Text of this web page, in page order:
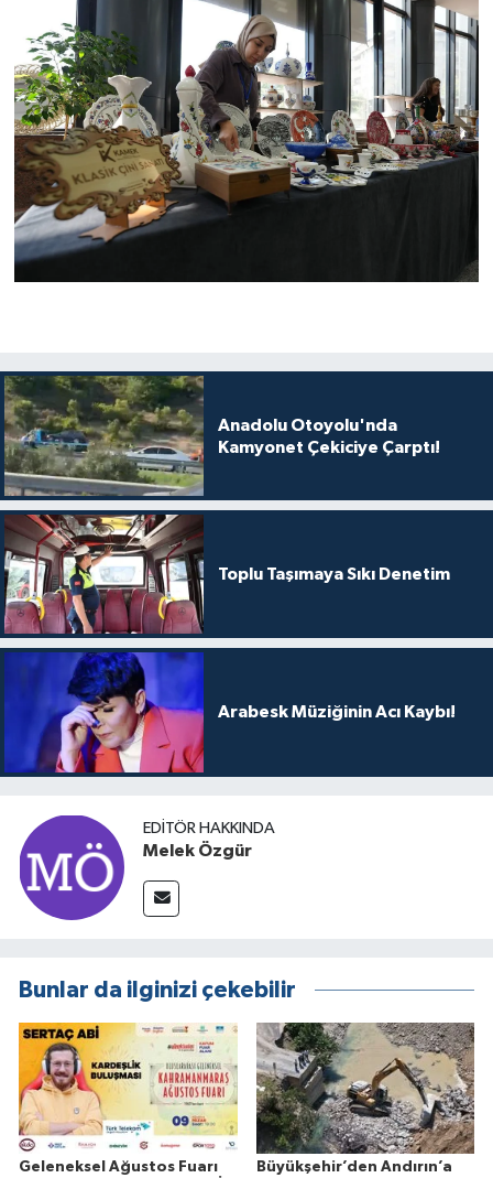
Anadolu Otoyolu'nda
Kamyonet Çekiciye Çarptı!
Toplu Taşımaya Sıkı Denetim
Arabesk Müziğinin Acı Kaybı!
EDITÖR HAKKINDA
Melek Özgür
Bunlar da ilginizi çekebilir
Geleneksel Ağustos Fuarı
Büyükşehir’den Andırın’a